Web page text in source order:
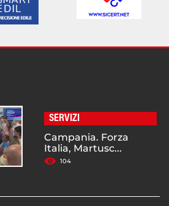
SERVIZI
Campania. Forza
Italia, Martusc...
104